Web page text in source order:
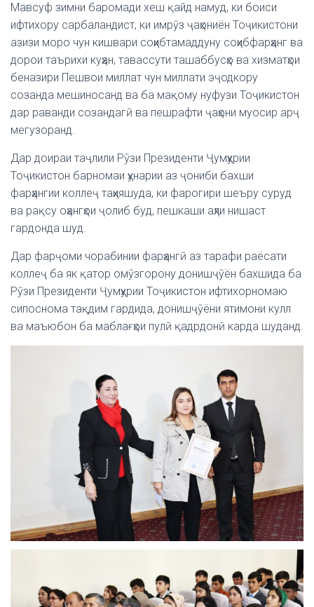
Мавсуф зимни баромади хеш қайд намуд, ки боиси
ифтихору сарбаландист, ки имрӯз ҷаҳониён Тоҷикистони
азизи моро чун кишвари соҳибтамаддуну соҳибфарҳанг ва
дорои таърихи куҳан, тавассути ташаббусҳо ва хизматҳои
беназири Пешвои миллат чун миллати эҷодкору
созанда мешиносанд ва ба мақому нуфузи Тоҷикистон
дар раванди созандагӣ ва пешрафти ҷаҳони муосир арҷ
мегузоранд.
Дар доираи таҷлили Рӯзи Президенти Ҷумҳурии
Тоҷикистон барномаи ҳунарии аз ҷониби бахши
фарҳангии коллеҷ таҳияшуда, ки фарогири шеъру суруд
ва рақсу оҳангҳои ҷолиб буд, пешкаши аҳли нишаст
гардонда шуд.
Дар фарҷоми чорабинии фарҳангӣ аз тарафи раёсати
коллеҷ ба як қатор омӯзгорону донишҷӯён бахшида ба
Рӯзи Президенти Ҷумҳурии Тоҷикистон ифтихорномаю
сипоснома тақдим гардида, донишҷӯёни ятимони кулл
ва маъюбон ба маблағҳои пулӣ қадрдонӣ карда шуданд.